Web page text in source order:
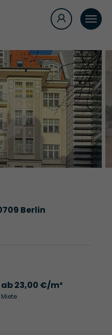
Berlin
ab 23,00 €/m²
Miete